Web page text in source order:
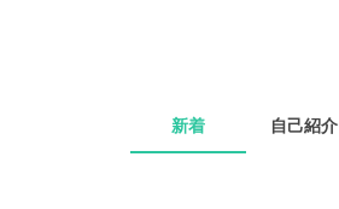
新着 自己紹介